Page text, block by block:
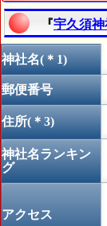
『宇久須神
神社名(＊1)
郵便番号
住所(＊3)
神社名ランキン
グ
アクセス